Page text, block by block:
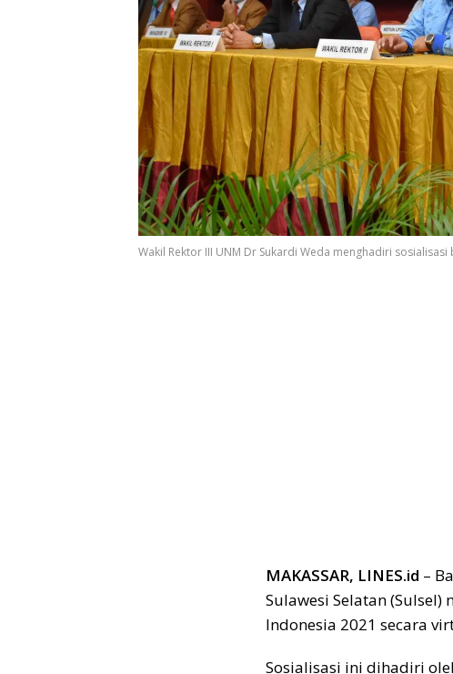
Wakil Rektor III UNM Dr Sukardi Weda menghadiri
MAKASSAR, LINES.id –
Sulawesi Selatan (Sulsel)
Indonesia 2021 secara
Sosialisasi ini dihadiri